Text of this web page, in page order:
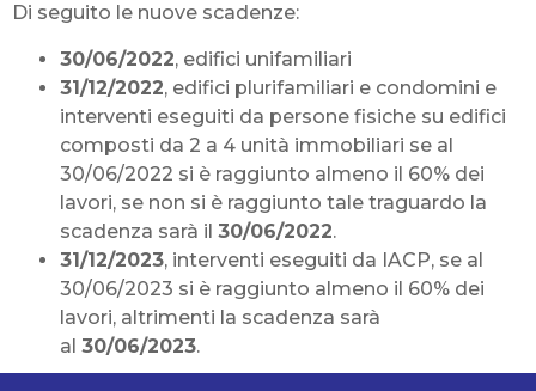
Di seguito le nuove scadenze:
30/06/2022, edifici unifamiliari
31/12/2022, edifici plurifamiliari e condomini e
interventi eseguiti da persone fisiche su edifici
composti da 2 a 4 unità immobiliari se al
30/06/2022 si è raggiunto almeno il 60% dei
lavori, se non si è raggiunto tale traguardo la
scadenza sarà il 30/06/2022.
31/12/2023, interventi eseguiti da IACP, se al
30/06/2023 si è raggiunto almeno il 60% dei
lavori, altrimenti la scadenza sarà
al 30/06/2023.